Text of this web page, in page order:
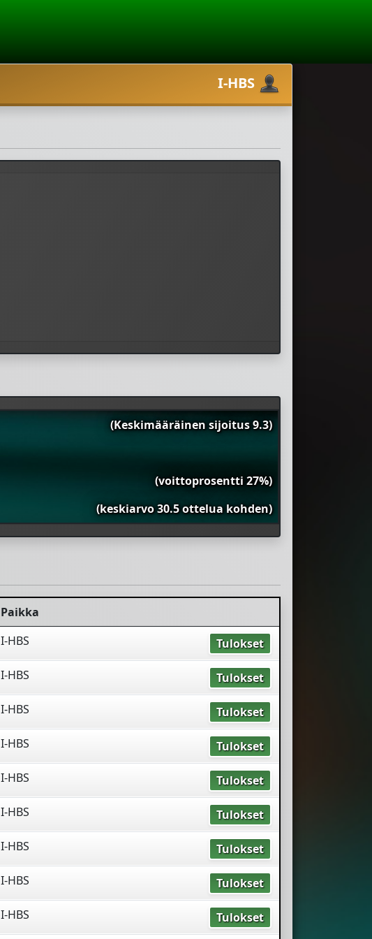
I-HBS
(Keskimääräinen sijoitus 9.3)
(voittoprosentti 27%)
(keskiarvo 30.5 ottelua kohden)
Paikka
I-HBS Tulokset
I-HBS Tulokset
I-HBS Tulokset
I-HBS Tulokset
I-HBS Tulokset
I-HBS Tulokset
I-HBS Tulokset
I-HBS Tulokset
I-HBS Tulokset